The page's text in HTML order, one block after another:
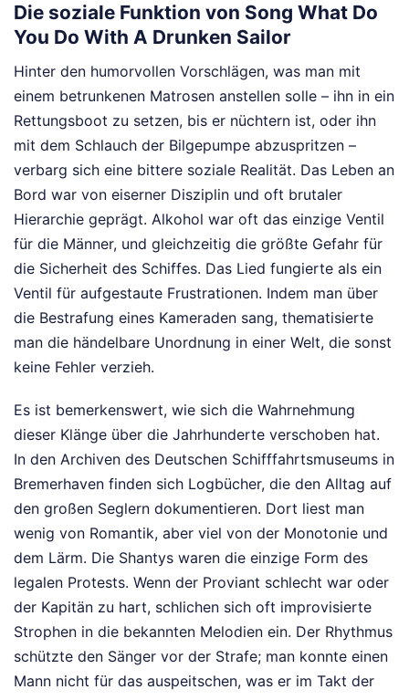
Die soziale Funktion von Song What Do
You Do With A Drunken Sailor
Hinter den humorvollen Vorschlägen, was man mit
einem betrunkenen Matrosen anstellen solle – ihn in ein
Rettungsboot zu setzen, bis er nüchtern ist, oder ihn
mit dem Schlauch der Bilgepumpe abzuspritzen –
verbarg sich eine bittere soziale Realität. Das Leben an
Bord war von eiserner Disziplin und oft brutaler
Hierarchie geprägt. Alkohol war oft das einzige Ventil
für die Männer, und gleichzeitig die größte Gefahr für
die Sicherheit des Schiffes. Das Lied fungierte als ein
Ventil für aufgestaute Frustrationen. Indem man über
die Bestrafung eines Kameraden sang, thematisierte
man die händelbare Unordnung in einer Welt, die sonst
keine Fehler verzieh.
Es ist bemerkenswert, wie sich die Wahrnehmung
dieser Klänge über die Jahrhunderte verschoben hat.
In den Archiven des Deutschen Schifffahrtsmuseums in
Bremerhaven finden sich Logbücher, die den Alltag auf
den großen Seglern dokumentieren. Dort liest man
wenig von Romantik, aber viel von der Monotonie und
dem Lärm. Die Shantys waren die einzige Form des
legalen Protests. Wenn der Proviant schlecht war oder
der Kapitän zu hart, schlichen sich oft improvisierte
Strophen in die bekannten Melodien ein. Der Rhythmus
schützte den Sänger vor der Strafe; man konnte einen
Mann nicht für das auspeitschen, was er im Takt der